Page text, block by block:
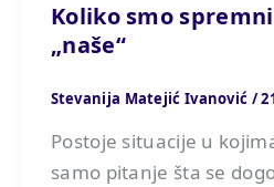
Koliko smo
„naše“
Stevanija Matejić Ivanović /
Postoje situacije u
samo pitanje šta se